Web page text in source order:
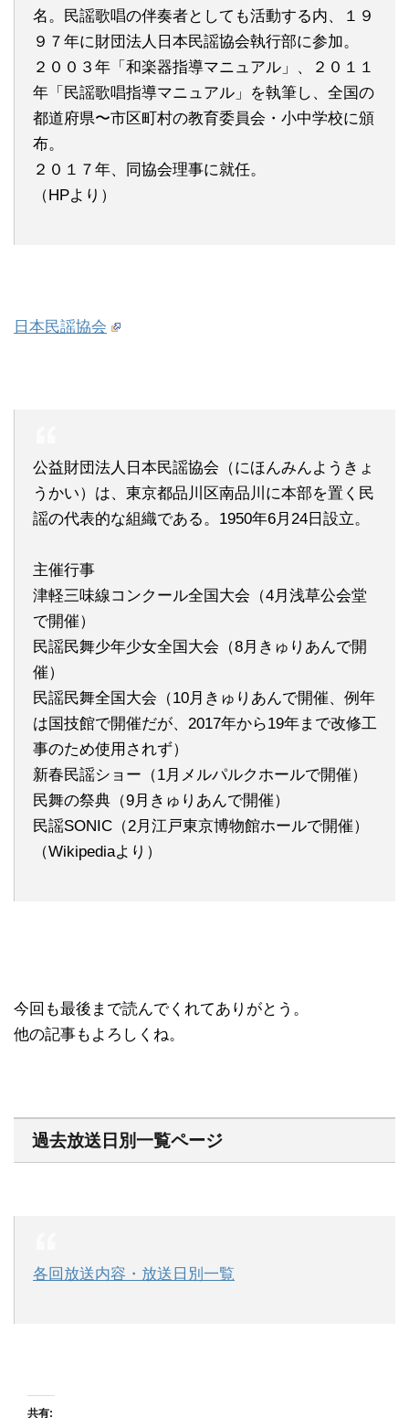
名。民謡歌唱の伴奏者としても活動する内、１９
９７年に財団法人日本民謡協会執行部に参加。
２００３年「和楽器指導マニュアル」、２０１１
年「民謡歌唱指導マニュアル」を執筆し、全国の
都道府県〜市区町村の教育委員会・小中学校に頒
布。
２０１７年、同協会理事に就任。
（HPより）
日本民謡協会
公益財団法人日本民謡協会（にほんみんようきょ
うかい）は、東京都品川区南品川に本部を置く民
謡の代表的な組織である。1950年6月24日設立。
主催行事
津軽三味線コンクール全国大会（4月浅草公会堂
で開催）
民謡民舞少年少女全国大会（8月きゅりあんで開
催）
民謡民舞全国大会（10月きゅりあんで開催、例年
は国技館で開催だが、2017年から19年まで改修工
事のため使用されず）
新春民謡ショー（1月メルパルクホールで開催）
民舞の祭典（9月きゅりあんで開催）
民謡SONIC（2月江戸東京博物館ホールで開催）
（Wikipediaより）
今回も最後まで読んでくれてありがとう。
他の記事もよろしくね。
過去放送日別一覧ページ
各回放送内容・放送日別一覧
共有: